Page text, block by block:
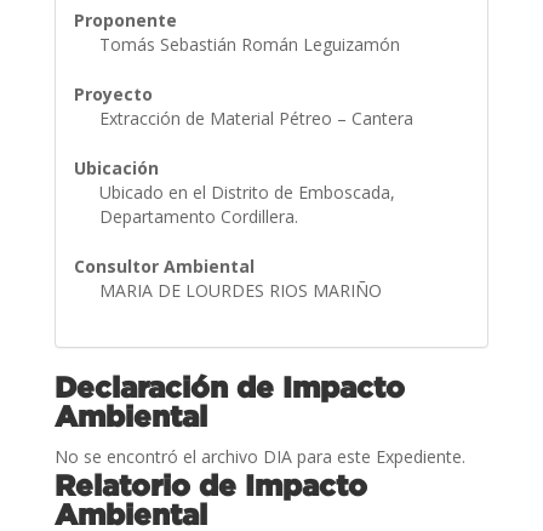
Proponente
Tomás Sebastián Román Leguizamón
Proyecto
Extracción de Material Pétreo – Cantera
Ubicación
Ubicado en el Distrito de Emboscada,
Departamento Cordillera.
Consultor Ambiental
MARIA DE LOURDES RIOS MARIÑO
Declaración de Impacto
Ambiental
No se encontró el archivo DIA para este Expediente.
Relatorio de Impacto
Ambiental